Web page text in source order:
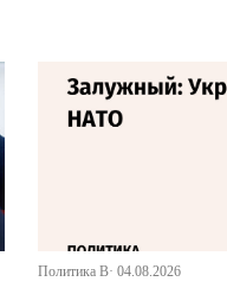
Политика В· 04.08.2026